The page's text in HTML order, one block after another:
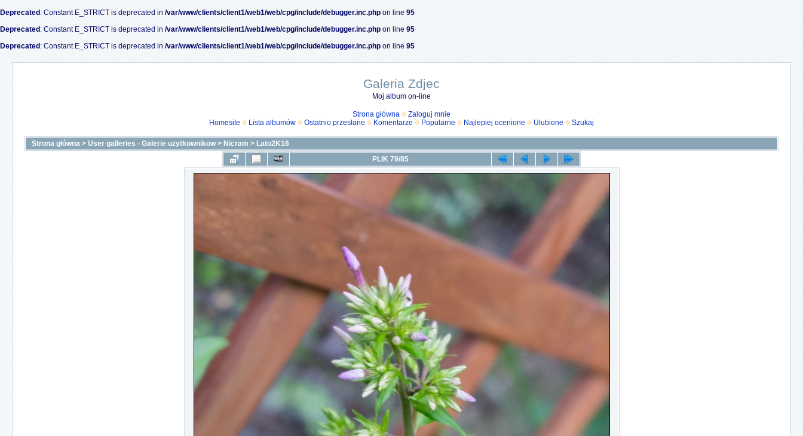
Deprecated : Constant E_STRICT is deprecated in /var/www/clients/client1/web1/web/cpg/include/debugger.inc.php on line 95
Deprecated : Constant E_STRICT is deprecated in /var/www/clients/client1/web1/web/cpg/include/debugger.inc.php on line 95
Deprecated : Constant E_STRICT is deprecated in /var/www/clients/client1/web1/web/cpg/include/debugger.inc.php on line 95
Galeria Zdjec
Moj album on-line
Strona główna
Zaloguj mnie
Homesite
Lista albumów Ostatnio przesłane Komentarze Popularne Najlepiej ocenione Ulubione Szukaj
Strona główna > User galleries - Galerie uzytkownikow> Nicram > Lato2K16
PLIK 79/85